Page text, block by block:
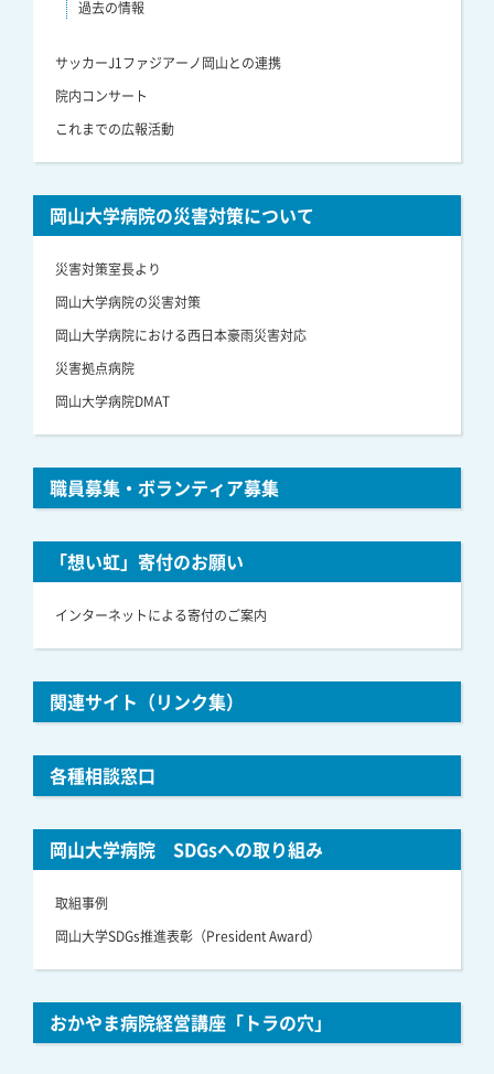
過去の情報
サッカーJ1ファジアーノ岡山との連携
院内コンサート
これまでの広報活動
岡山大学病院の災害対策について
災害対策室長より
岡山大学病院の災害対策
岡山大学病院における西日本豪雨災害対応
災害拠点病院
岡山大学病院DMAT
職員募集・ボランティア募集
「想い虹」寄付のお願い
インターネットによる寄付のご案内
関連サイト（リンク集）
各種相談窓口
岡山大学病院 SDGsへの取り組み
取組事例
岡山大学SDGs推進表彰（President Award）
おかやま病院経営講座「トラの穴」